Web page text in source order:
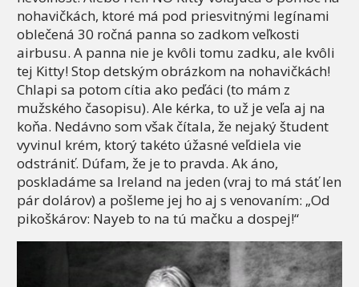
nohavičkách, ktoré má pod priesvitnými legínami
oblečená 30 ročná panna so zadkom veľkosti
airbusu. A panna nie je kvôli tomu zadku, ale kvôli
tej Kitty! Stop detským obrázkom na nohavičkách!
Chlapi sa potom cítia ako peďáci (to mám z
mužského časopisu). Ale kérka, to už je veľa aj na
koňa. Nedávno som však čítala, že nejaký študent
vyvinul krém, ktorý takéto úžasné veľdiela vie
odstrániť. Dúfam, že je to pravda. Ak áno,
poskladáme sa Ireland na jeden (vraj to má stáť len
pár dolárov) a pošleme jej ho aj s venovaním: „Od
pikoškárov: Nayeb to na tú mačku a dospej!“